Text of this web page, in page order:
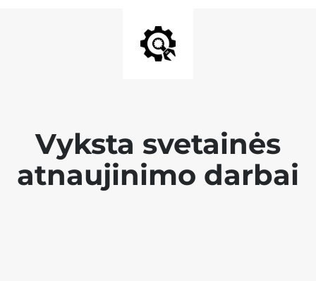
Vyksta svetainės
atnaujinimo darbai